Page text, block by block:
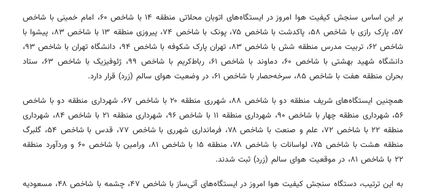
بر این اساس سنجش کیفیت هوا امروز در ایستگاه‌های اتوبان محلاتی منطقه ۱۴ با شاخص ۶۰، امام خمینی با شاخص
۵۷، پارک رازی با شاخص ۵۸، پاکدشت با شاخص ۷۵، پونک با شاخص ۷۴، پیروزی منطقه ۱۳ با شاخص ۸۳، پیشوا با
شاخص ۶۲، تربیت مدرس منطقه شش با شاخص ۸۳، تهران پارک شکوفه با شاخص ۹۴، دانشگاه تهران با شاخص ۹۳،
دانشگاه شهید بهشتی با شاخص ۶۰، دماوند با شاخص ۶۱، رباط‌کریم با شاخص ۹۹، ژئوفیزیک با شاخص ۶۳، ستاد
بحران منطقه هفت با شاخص ۸۵، سرخه‌حصار با شاخص ۶۱، در وضعیت هوای سالم (زرد) قرار دارد.
همچنین ایستگاه‌های شریف منطقه دو با شاخص ۸۸، شهرری منطقه ۲۰ با شاخص ۶۷، شهرداری منطقه دو با شاخص
۵۶، شهرداری منطقه چهار با شاخص ۹۰، شهرداری منطقه ۱۱ با شاخص ۹۶، شهرداری منطقه ۲۱ با شاخص ۸۴، شهرداری
منطقه ۲۲ با شاخص ۷۲، علم و صنعت با شاخص ۷۸، فرمانداری شهرری با شاخص ۷۷، قدس با شاخص ۵۴، گلبرگ
منطقه هشت با شاخص ۷۵، لواسانات با شاخص ۷۸، منطقه ۱۵ با شاخص ۸۱، ورامین با شاخص ۶۰ و وردآورد منطقه
۲۲ با شاخص ۸۱، در موقعیت هوای سالم (زرد) ثبت شدند.
به این ترتیب، دستگاه سنجش کیفیت هوا امروز در ایستگاه‌های آتی‌ساز با شاخص ۴۷، چشمه با شاخص ۴۸،
مسعودیه